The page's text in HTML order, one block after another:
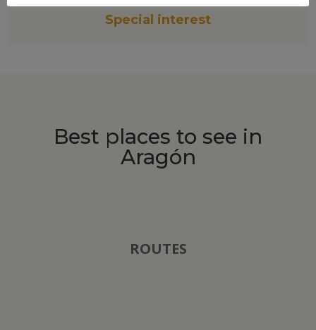
Special interest
Best places to see in
Aragón
ROUTES